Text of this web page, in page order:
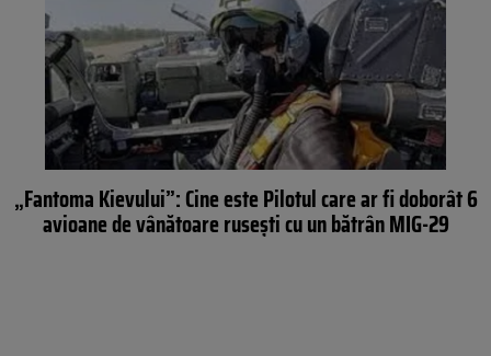
„Fantoma Kievului”: Cine este Pilotul care ar fi doborât 6
avioane de vânătoare rusești cu un bătrân MIG-29